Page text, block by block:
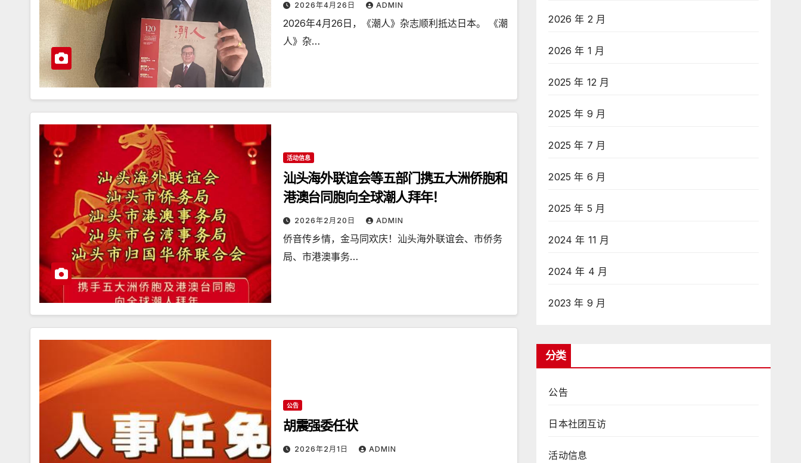
2026年4月26日 ADMIN
2026年4月26日，《潮人》杂志顺利抵达日本。 《潮
人》杂…
活动信息
汕头海外联谊会等五部门携五大洲侨胞和
港澳台同胞向全球潮人拜年！
2026年2月20日 ADMIN
侨音传乡情，金马同欢庆！汕头海外联谊会、市侨务
局、市港澳事务…
公告
胡震强委任状
2026年2月1日 ADMIN
2026 年 2 月
2026 年 1 月
2025 年 12 月
2025 年 9 月
2025 年 7 月
2025 年 6 月
2025 年 5 月
2024 年 11 月
2024 年 4 月
2023 年 9 月
分类
公告
日本社团互访
活动信息